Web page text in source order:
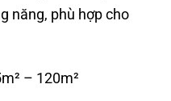
năng, phù hợp cho
– 120m²